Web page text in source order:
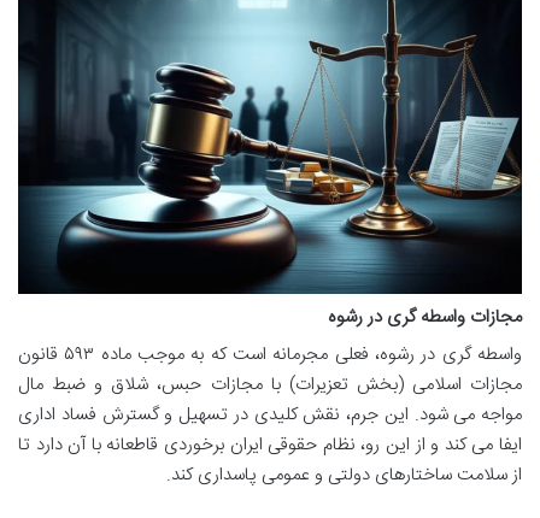
مجازات واسطه گری در رشوه
واسطه گری در رشوه، فعلی مجرمانه است که به موجب ماده ۵۹۳ قانون
مجازات اسلامی (بخش تعزیرات) با مجازات حبس، شلاق و ضبط مال
مواجه می شود. این جرم، نقش کلیدی در تسهیل و گسترش فساد اداری
ایفا می کند و از این رو، نظام حقوقی ایران برخوردی قاطعانه با آن دارد تا
از سلامت ساختارهای دولتی و عمومی پاسداری کند.